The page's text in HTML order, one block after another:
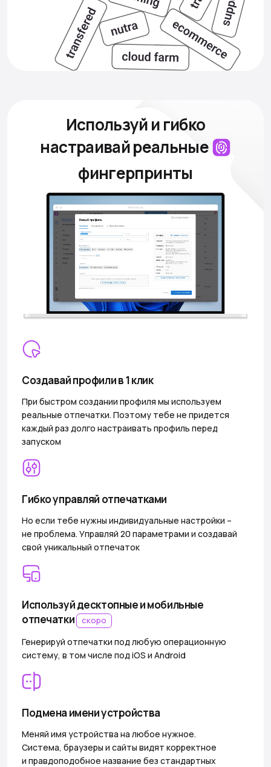
Используй и гибко
настраивайреальные
фингерпринты
Создавай профили в 1 клик
При быстром создании профиля мы используем
реальные отпечатки. Поэтому тебе не придется
каждый раз долго настраивать профиль перед
запуском
Гибко управляй отпечатками
Но если тебе нужны индивидуальные настройки –
не проблема. Управляй 20 параметрами и создавай
свой уникальный отпечаток
Используй десктопные и мобильные
отпечатки
скоро
Генерируй отпечатки под любую операционную
систему, в том числе под iOS и Android
Подмена имени устройства
Меняй имя устройства на любое нужное.
Система, браузеры и сайты видят корректное
и правдоподобное название без стандартных